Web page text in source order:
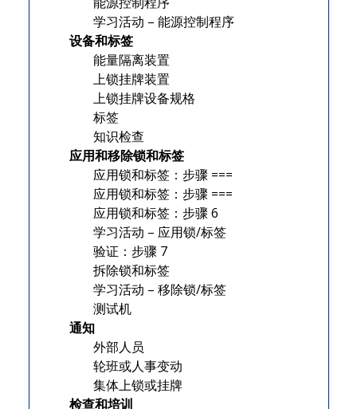
学习活动 – 能源控制程序
设备和标签
能量隔离装置
上锁挂牌装置
上锁挂牌设备规格
标签
知识检查
应用和移除锁和标签
应用锁和标签：步骤 ===
应用锁和标签：步骤 ===
应用锁和标签：步骤 6
学习活动 – 应用锁/标签
验证：步骤 7
拆除锁和标签
学习活动 – 移除锁/标签
测试机
通知
外部人员
轮班或人事变动
集体上锁或挂牌
检查和培训